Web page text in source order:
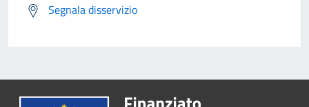
Segnala disservizio